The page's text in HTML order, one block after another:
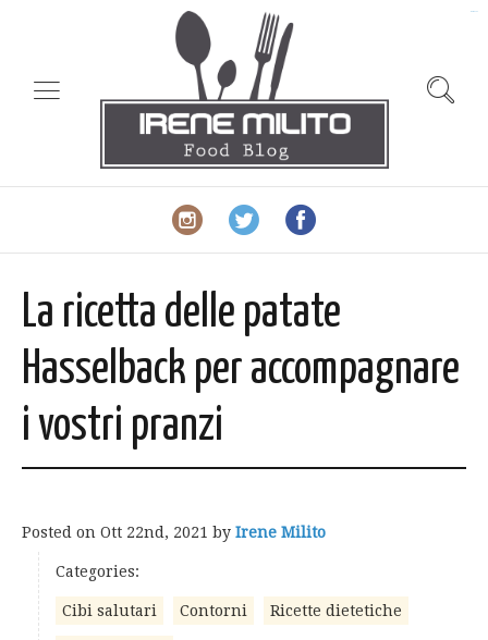
La ricetta delle patate
Hasselback per accompagnare
i vostri pranzi
Posted on Ott 22nd, 2021 by Irene Milito
Categories:
Cibi salutari Contorni Ricette dietetiche